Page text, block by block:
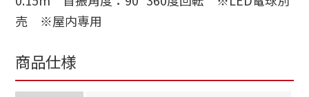
売 ※屋内専用
商品仕様